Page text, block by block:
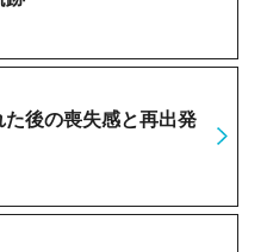
後の喪失感と再出発